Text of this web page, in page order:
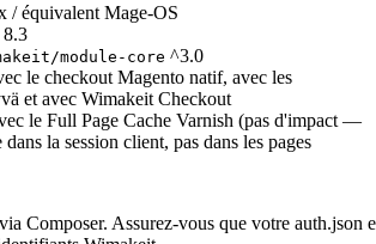
/ équivalent Mage-OS
8.3
module-core ^3.0
le checkout Magento natif, avec les
et avec Wimakeit Checkout
le Full Page Cache Varnish (pas d'impact —
la session client, pas dans les pages
Composer. Assurez-vous que votre auth.json